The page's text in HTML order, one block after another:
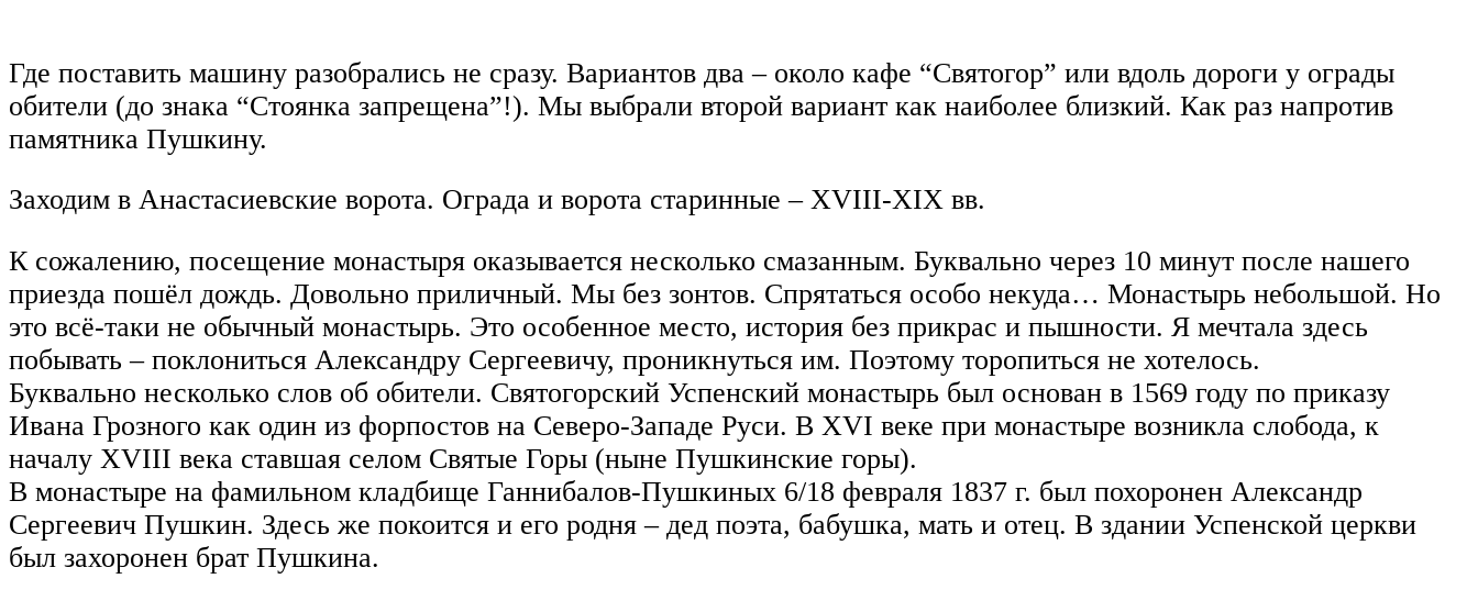
Где поставить машину разобрались не сразу. Вариантов два – около кафе “Святогор” или вдоль дороги у ограды
обители (до знака “Стоянка запрещена”!). Мы выбрали второй вариант как наиболее близкий. Как раз напротив
памятника Пушкину.
Заходим в Анастасиевские ворота. Ограда и ворота старинные – XVIII-XIX вв.
К сожалению, посещение монастыря оказывается несколько смазанным. Буквально через 10 минут после нашего
приезда пошёл дождь. Довольно приличный. Мы без зонтов. Спрятаться особо некуда… Монастырь небольшой. Но
это всё-таки не обычный монастырь. Это особенное место, история без прикрас и пышности. Я мечтала здесь
побывать – поклониться Александру Сергеевичу, проникнуться им. Поэтому торопиться не хотелось.
Буквально несколько слов об обители. Святогорский Успенский монастырь был основан в 1569 году по приказу
Ивана Грозного как один из форпостов на Северо-Западе Руси. В XVI веке при монастыре возникла слобода, к
началу XVIII века ставшая селом Святые Горы (ныне Пушкинские горы).
В монастыре на фамильном кладбище Ганнибалов-Пушкиных 6/18 февраля 1837 г. был похоронен Александр
Сергеевич Пушкин. Здесь же покоится и его родня – дед поэта, бабушка, мать и отец. В здании Успенской церкви
был захоронен брат Пушкина.